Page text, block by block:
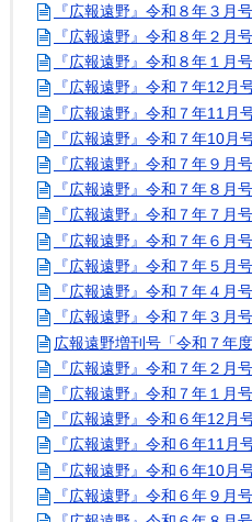
『広報遠野』令和８年３
『広報遠野』令和８年２
『広報遠野』令和８年１
『広報遠野』令和７年12
『広報遠野』令和７年11
『広報遠野』令和７年10
『広報遠野』令和７年９
『広報遠野』令和７年８
『広報遠野』令和７年７
『広報遠野』令和７年６
『広報遠野』令和７年５
『広報遠野』令和７年４
『広報遠野』令和７年３
広報遠野増刊号「令和７年度
『広報遠野』令和７年２
『広報遠野』令和７年１
『広報遠野』令和６年12
『広報遠野』令和６年11
『広報遠野』令和６年10
『広報遠野』令和６年９